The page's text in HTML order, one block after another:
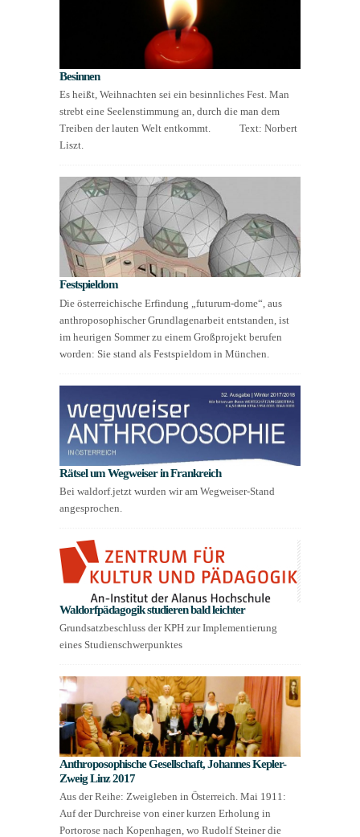
Besinnen
Es heißt, Weihnachten sei ein besinnliches Fest. Man
strebt eine Seelenstimmung an, durch die man dem
Treiben der lauten Welt entkommt. Text: Norbert
Liszt.
Festspieldom
Die österreichische Erfindung „futurum-dome“, aus
anthroposophischer Grundlagenarbeit entstanden, ist
im heurigen Sommer zu einem Großprojekt berufen
worden: Sie stand als Festspieldom in München.
Rätsel um Wegweiser in Frankreich
Bei waldorf.jetzt wurden wir am Wegweiser-Stand
angesprochen.
Waldorfpädagogik studieren bald leichter
Grundsatzbeschluss der KPH zur Implementierung
eines Studienschwerpunktes
Anthroposophische Gesellschaft, Johannes Kepler-
Zweig Linz 2017
Aus der Reihe: Zweigleben in Österreich. Mai 1911:
Auf der Durchreise von einer kurzen Erholung in
Portorose nach Kopenhagen, wo Rudolf Steiner die